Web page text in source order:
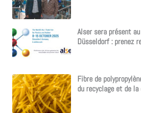
Alser sera présent
Düsseldorf : prenez
Fibre de
du recyclage et de